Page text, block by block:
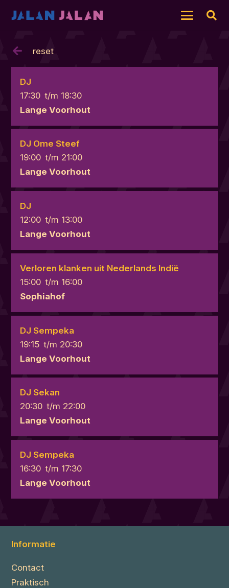
reset
DJ
17:30 t/m 18:30
Lange Voorhout
DJ Ome Steef
19:00 t/m 21:00
Lange Voorhout
DJ
12:00 t/m 13:00
Lange Voorhout
Verloren klanken uit Nederlands Indië
15:00 t/m 16:00
Sophiahof
DJ Sempeka
19:15 t/m 20:30
Lange Voorhout
DJ Sekan
20:30 t/m 22:00
Lange Voorhout
DJ Sempeka
16:30 t/m 17:30
Lange Voorhout
Informatie
Contact
Praktisch